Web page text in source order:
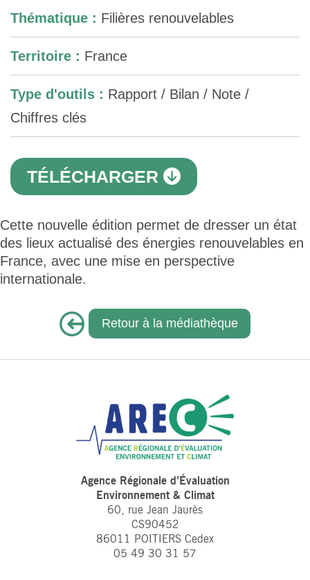
Thématique : Filières renouvelables
Territoire : France
Type d'outils : Rapport / Bilan / Note /
Chiffres clés
TÉLÉCHARGER
Cette nouvelle édition permet de dresser un état
des lieux actualisé des énergies renouvelables en
France, avec une mise en perspective
internationale.
Retour à la médiathèque
Agence Régionale d’Évaluation
Environnement & Climat
60, rue Jean Jaurès
CS90452
86011 POITIERS Cedex
05 49 30 31 57